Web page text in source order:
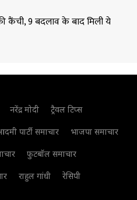
कैंची, 9 बदलाव के बाद मिली ये
नरेंद्र मोदी
ट्रैवल टिप्स
पार्टी समाचार
भाजपा समाचार
फुटबॉल समाचार
राहुल गांधी
रेसिपी